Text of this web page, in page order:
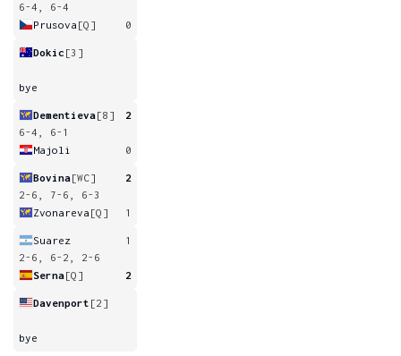
6-4, 6-4
Prusova [Q] 0
Dokic [3]
bye
Dementieva[8]
2
6-4, 6-1
Majoli
0
Bovina[WC]
2
2-6, 7-6, 6-3
Zvonareva [Q] 1
Suarez
1
2-6, 6-2, 2-6
Serna[Q] 2
Davenport [2]
bye